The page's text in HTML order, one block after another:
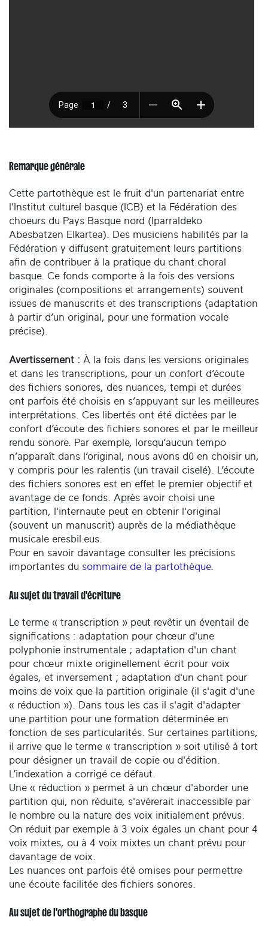
Remarque générale
Cette partothèque est le fruit d'un partenariat entre
l'Institut culturel basque (ICB) et la Fédération des
choeurs du Pays Basque nord (Iparraldeko
Abesbatzen Elkartea). Des musiciens habilités par la
Fédération y diffusent gratuitement leurs partitions
afin de contribuer à la pratique du chant choral
basque. Ce fonds comporte à la fois des versions
originales (compositions et arrangements) souvent
issues de manuscrits et des transcriptions (adaptation
à partir d’un original, pour une formation vocale
précise).
Avertissement : À la fois dans les versions originales
et dans les transcriptions, pour un confort d’écoute
des fichiers sonores, des nuances, tempi et durées
ont parfois été choisis en s’appuyant sur les meilleures
interprétations. Ces libertés ont été dictées par le
confort d’écoute des fichiers sonores et par le meilleur
rendu sonore. Par exemple, lorsqu’aucun tempo
n’apparaît dans l’original, nous avons dû en choisir un,
y compris pour les ralentis (un travail ciselé). L’écoute
des fichiers sonores est en effet le premier objectif et
avantage de ce fonds. Après avoir choisi une
partition, l'internaute peut en obtenir l'original
(souvent un manuscrit) auprès de la médiathèque
musicale eresbil.eus.
Pour en savoir davantage consulter les précisions
importantes du sommaire de la partothèque.
Au sujet du travail d'écriture
Le terme « transcription » peut revêtir un éventail de
significations : adaptation pour chœur d'une
polyphonie instrumentale ; adaptation d'un chant
pour chœur mixte originellement écrit pour voix
égales, et inversement ; adaptation d'un chant pour
moins de voix que la partition originale (il s'agit d'une
« réduction »). Dans tous les cas il s'agit d'adapter
une partition pour une formation déterminée en
fonction de ses particularités. Sur certaines partitions,
il arrive que le terme « transcription » soit utilisé à tort
pour désigner un travail de copie ou d'édition.
L’indexation a corrigé ce défaut.
Une « réduction » permet à un chœur d'aborder une
partition qui, non réduite, s'avèrerait inaccessible par
le nombre ou la nature des voix initialement prévus.
On réduit par exemple à 3 voix égales un chant pour 4
voix mixtes, ou à 4 voix mixtes un chant prévu pour
davantage de voix.
Les nuances ont parfois été omises pour permettre
une écoute facilitée des fichiers sonores.
Au sujet de l'orthographe du basque